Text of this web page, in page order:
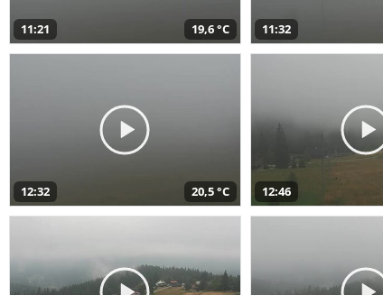
11:21 19,6 °C 11:32
12:32 20,5 °C 12:46